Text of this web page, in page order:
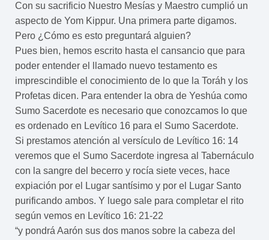
Con su sacrificio Nuestro Mesías y Maestro cumplió un
aspecto de Yom Kippur. Una primera parte digamos.
Pero ¿Cómo es esto preguntará alguien?
Pues bien, hemos escrito hasta el cansancio que para
poder entender el llamado nuevo testamento es
imprescindible el conocimiento de lo que la Toráh y los
Profetas dicen. Para entender la obra de Yeshúa como
Sumo Sacerdote es necesario que conozcamos lo que
es ordenado en Levítico 16 para el Sumo Sacerdote.
Si prestamos atención al versículo de Levítico 16: 14
veremos que el Sumo Sacerdote ingresa al Tabernáculo
con la sangre del becerro y rocía siete veces, hace
expiación por el Lugar santísimo y por el Lugar Santo
purificando ambos. Y luego sale para completar el rito
según vemos en Levítico 16: 21-22
“y pondrá Aarón sus dos manos sobre la cabeza del